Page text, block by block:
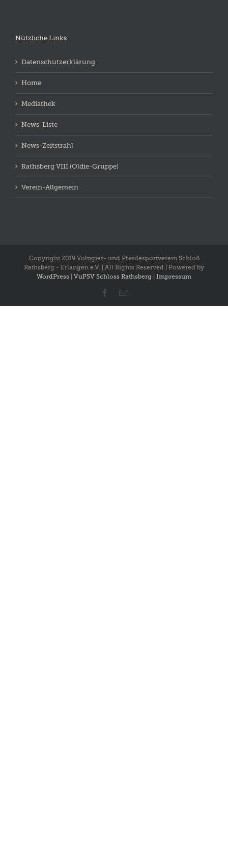
Nützliche Links
Datenschutzerklärung
Home
Mediathek
News-Liste
News-Zeitstrahl
Rathsberg VIII (Oldie-Gruppe)
Verein-Allgemein
Copyright 2019 Voltigier- und Pferdesportverein Schloß
Rathsberg - Erlangen e.V. | All Rights Reserved | Powered by
WordPress | VuPSV Schloss Rathsberg | Impressum
Facebook
E-